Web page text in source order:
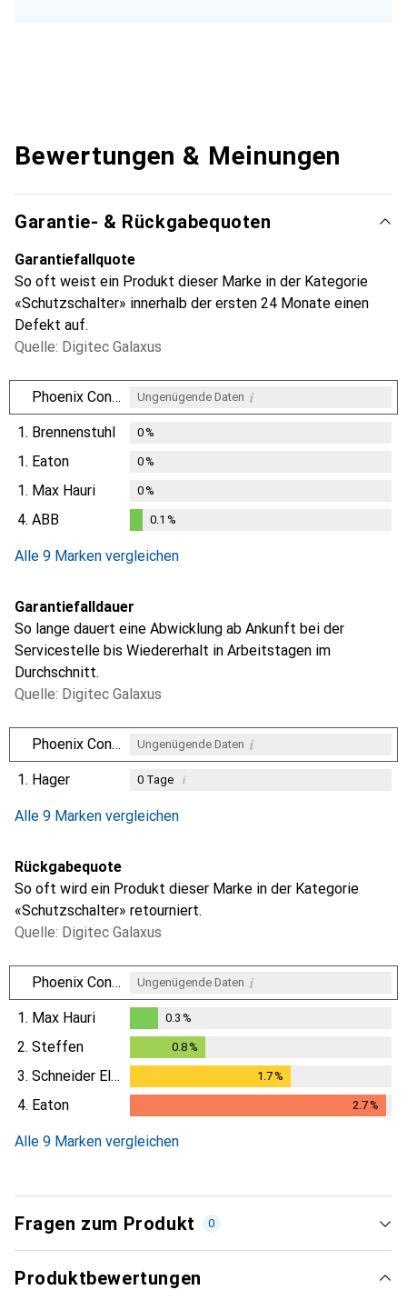
Bewertungen & Meinungen
Garantie- & Rückgabequoten
Garantiefallquote
So oft weist ein Produkt dieser Marke in der Kategorie
«Schutzschalter» innerhalb der ersten 24 Monate einen
Defekt auf.
Quelle: Digitec Galaxus
Phoenix Contact Ungenügende Daten i
1. Brennenstuhl 0%
1. Eaton 0%
1. Max Hauri 0%
4. ABB 0.1 %
Alle 9 Marken vergleichen
Garantiefalldauer
So lange dauert eine Abwicklung ab Ankunft bei der
Servicestelle bis Wiedererhalt in Arbeitstagen im
Durchschnitt.
Quelle: Digitec Galaxus
Phoenix Contact Ungenügende Daten i
1. Hager 0Tage i
Alle 9 Marken vergleichen
Rückgabequote
So oft wird ein Produkt dieser Marke in der Kategorie
«Schutzschalter» retourniert.
Quelle: Digitec Galaxus
Phoenix Contact Ungenügende Daten i
1. Max Hauri
0.3%
0.3 %
2. Steffen 0.8 %
3. Schneider Electric 1.7%
4. Eaton 2.7%
Alle 9 Marken vergleichen
Fragen zum Produkt 0
Produktbewertungen